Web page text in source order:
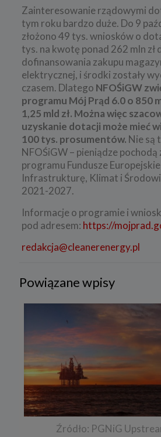
Zainteresowanie rządowymi
tym roku bardzo duże. Do 9
złożono 49 tys. wniosków o
tys. na kwotę ponad 262 mln zł
dofinansowania zakupu
elektrycznej, i środki zostały
czasem. Dlatego NFOŚiGW
programu Mój Prąd 6.0 o 850
1,25 mld zł. Można więc
uzyskanie dotacji może mieć
100 tys. prosumentów. Nie są
NFOŚiGW – pieniądze pochodą
programu Fundusze
Infrastrukturę, Klimat i
2021-2027.
Informacje o programie i
pod adresem: https://
redakcja@cleanerenergy.pl
Powiązane wpisy
Źródło: PGNiG